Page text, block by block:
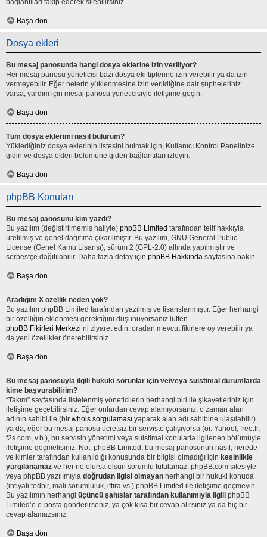
bağlantıları takip ederek silebilirsiniz.
Başa dön
Dosya ekleri
Bu mesaj panosunda hangi dosya eklerine izin veriliyor?
Her mesaj panosu yöneticisi bazı dosya eki tiplerine izin verebilir ya da izin
vermeyebilir. Eğer nelerin yüklenmesine izin verildiğine dair şüpheleriniz
varsa, yardım için mesaj panosu yöneticisiyle iletişime geçin.
Başa dön
Tüm dosya eklerimi nasıl bulurum?
Yüklediğiniz dosya eklerinin listesini bulmak için, Kullanıcı Kontrol Panelinize
gidin ve dosya ekleri bölümüne giden bağlantıları izleyin.
Başa dön
phpBB Konuları
Bu mesaj panosunu kim yazdı?
Bu yazılım (değiştirilmemiş haliyle) phpBB Limited tarafından telif hakkıyla
üretilmiş ve genel dağıtıma çıkarılmıştır. Bu yazılım, GNU General Public
License (Genel Kamu Lisansı), sürüm 2 (GPL-2.0) altında yapılmıştır ve
serbestçe dağıtılabilir. Daha fazla detay için phpBB Hakkında sayfasına bakın.
Başa dön
Aradığım X özellik neden yok?
Bu yazılım phpBB Limited tarafından yazılmış ve lisanslanmıştır. Eğer herhangi
bir özelliğin eklenmesi gerektiğini düşünüyorsanız lütfen
phpBB Fikirleri Merkezi’ni ziyaret edin, oradan mevcut fikirlere oy verebilir ya
da yeni özellikler önerebilirsiniz.
Başa dön
Bu mesaj panosuyla ilgili hukuki sorunlar için ve/veya suistimal durumlarda
kime başvurabilirim?
“Takım” sayfasında listelenmiş yöneticilerin herhangi biri ile şikayetleriniz için
iletişime geçebilirsiniz. Eğer onlardan cevap alamıyorsanız, o zaman alan
adının sahibi ile (bir whois sorgulaması yaparak alan adı sahibine ulaşılabilir)
ya da, eğer bu mesaj panosu ücretsiz bir serviste çalışıyorsa (ör. Yahoo!, free.fr,
f2s.com, v.b.), bu servisin yönetimi veya suistimal konularla ilgilenen bölümüyle
iletişime geçmelisiniz. Not: phpBB Limited, bu mesaj panosunun nasıl, nerede
ve kimler tarafından kullanıldığı konusunda bir bilgisi olmadığı için kesinlikle
yargılanamaz ve her ne olursa olsun sorumlu tutulamaz. phpBB.com sitesiyle
veya phpBB yazılımıyla doğrudan ilgisi olmayan herhangi bir hukuki konuda
(ihtiyati tedbir, mali sorumluluk, iftira vs.) phpBB Limited ile iletişime geçmeyin.
Bu yazılımın herhangi üçüncü şahıslar tarafından kullanımıyla ilgili phpBB
Limited’e e-posta gönderirseniz, ya çok kısa bir cevap alırsınız ya da hiç bir
cevap alamazsınız.
Başa dön